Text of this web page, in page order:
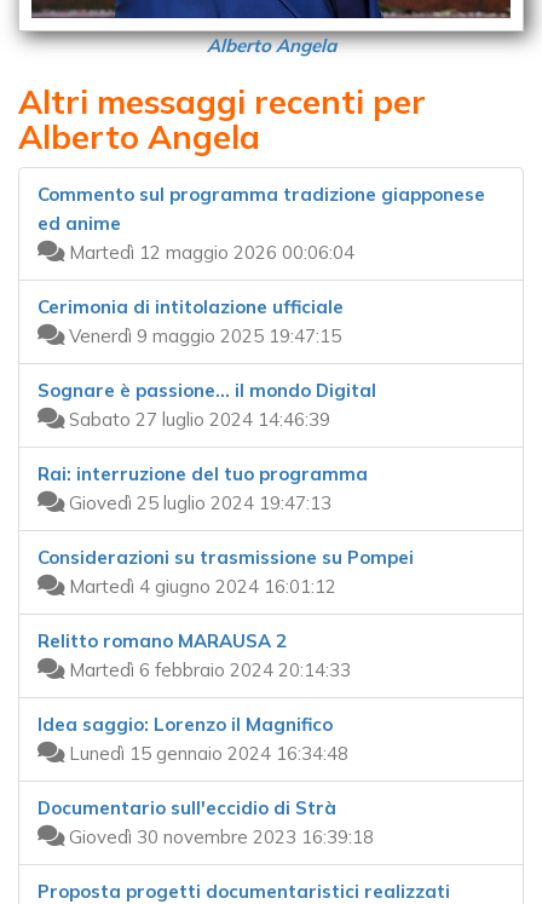
Alberto Angela
Altri messaggi recenti per
Alberto Angela
Commento sul programma tradizione giapponese
ed anime
Martedì 12 maggio 2026 00:06:04
Cerimonia di intitolazione ufficiale
Venerdì 9 maggio 2025 19:47:15
Sognare è passione... il mondo Digital
Sabato 27 luglio 2024 14:46:39
Rai: interruzione del tuo programma
Giovedì 25 luglio 2024 19:47:13
Considerazioni su trasmissione su Pompei
Martedì 4 giugno 2024 16:01:12
Relitto romano MARAUSA 2
Martedì 6 febbraio 2024 20:14:33
Idea saggio: Lorenzo il Magnifico
Lunedì 15 gennaio 2024 16:34:48
Documentario sull'eccidio di Strà
Giovedì 30 novembre 2023 16:39:18
Proposta progetti documentaristici realizzati